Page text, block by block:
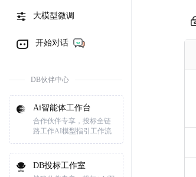
大模型微调
开始对话
DB伙伴中心
Ai智能体工作台
合作伙伴专享，投标全链
路工作AI模型指引工作流
DB投标工作室